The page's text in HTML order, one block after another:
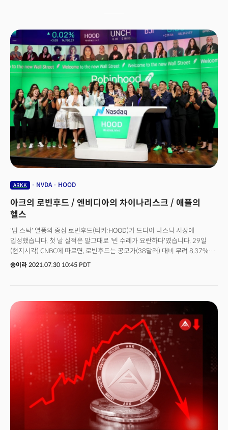
62%, 줌 60%, 로쿠 58%, 트위터 48% 각각 하락했습니다. 우드는 인공지능
(AI)과 블록체인, 로봇공학 등 분야에서 파괴적인 기술 회사에 베팅하는
것으로 잘 알려져 있는데요. 지난해 아크이노베이션 ETF의 수익률이 149%
였던 데 반해 올해는 수익률이 곤두박질치고 있습니다. 👉 성장 기대만큼
변동성 크다는 것 알아야 펀더멘털이 아닌 성장성에 기대 몸값이 상승한
성장주들은 변동성이 클 수밖에 없습니다. 특히 기준금리 인상은 이들에겐 큰
악재인지라 우드의 ETF들이 올해 부진한 실적을 거둔 건 어찌보면 당연한
결과입니다. 최근 찰리 멍거(Charlie Munger) 버크셔 해서웨이 부회장은
"기술에 대한 거품이 닷컴 버블 때보다 더 심각한 수준(Even Crazier than
Dotcom Bust)"라며 우려하기도 했는데요. 우드는 지금의 하락장에도
꿋꿋하게 자신의 투자방식이 타당하며 시장이 장기적으로 자신의 전략을
입증할 것이라고 주장하고 있습니다. 그녀의 말대로 향후 5년간 자신의
포트폴리오 가치가 4배가 될 수 있을까요? 시장이 어떠한 답을 내놓을지
주목됩니다.
ARKK NVDA HOOD
아크의 로빈후드 / 엔비디아의 차이나리스크 / 애플의
헬스
'밈 스탁' 열풍의 중심 로빈후드(티커:HOOD)가 드디어 나스닥 시장에
입성했습니다. 첫 날 실적은 말그대로 '빈 수레가 요란하다'였습니다. 29일
(현지시각) CNBC에 따르면, 로빈후드는 공모가(38달러) 대비 무려 8.37%
하락한 34.82달러에 거래를 마쳤습니다. 희망 공모가인 38~42달러의
시장에서는 35%의 물량을 개인 투자자에게 할당한 점과 경영진의 거버넌스
이슈를 첫 날 급락 요인으로 지목하고 있습니다.👉투자자들의 실망감에도
아랑곳하지 않고 상장하자마자 로빈후드에 베팅한 펀드가 있었는데요. 바로
캐시 우드가 이끄는 아크이노베이션펀드(ARKK)입니다. ARKK는 상장 첫 날
130만주에 달하는 로빈후드 주식을 매입, 이날 종가 기준으로 총
4500만달러 이상의 지분을 갖게 됐습니다. 블룸버그 인텔리젼스의 ETF
애널리스트 에릭 발추나스(Eric Balchunas)는 "최근 캐시 우드는 큰 수익이
난 종목을 팔고 루저 종목을 매일 소량 매입하고 있다"고 전했습니다. 그녀는
2주 전까지만 해도 스트리밍 업체 로쿠(Roku)를 톱픽으로 지목했는데요.
최근 한 달 내내 로쿠 지분을 정리 중인 것으로 나타났습니다. 과연 로빈후드를
향한 아크의 베팅이 성공할 수 있을지 지켜봐야겠습니다.
송이라 2021.07.30 10:45 PDT